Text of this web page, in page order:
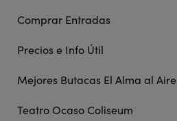
Comprar Entradas
Precios e Info Útil
Mejores Butacas El Alma al Aire
Teatro Ocaso Coliseum